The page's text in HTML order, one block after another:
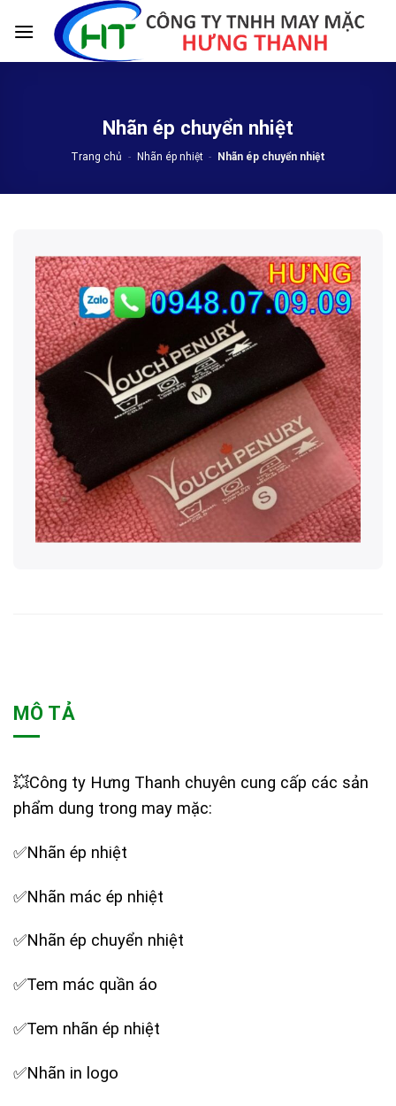
Nhãn ép chuyển nhiệt
Trang chủ - Nhãn ép nhiệt - Nhãn ép chuyển nhiệt
MÔ TẢ
💥Công ty Hưng Thanh chuyên cung cấp các sản
phẩm dung trong may mặc:
✅Nhãn ép nhiệt
✅Nhãn mác ép nhiệt
✅Nhãn ép chuyển nhiệt
✅Tem mác quần áo
✅Tem nhãn ép nhiệt
✅Nhãn in logo